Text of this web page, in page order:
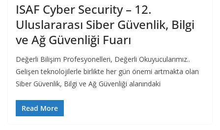
ISAF Cyber Security – 12.
Uluslararası Siber Güvenlik, Bilgi
ve Ağ Güvenliği Fuarı
Değerli Bilişim Profesyonelleri, Değerli Okuyucularımız..
Gelişen teknolojilerle birlikte her gün önemi artmakta olan
Siber Güvenlik, Bilgi ve Ağ Güvenliği alanındaki
Read More